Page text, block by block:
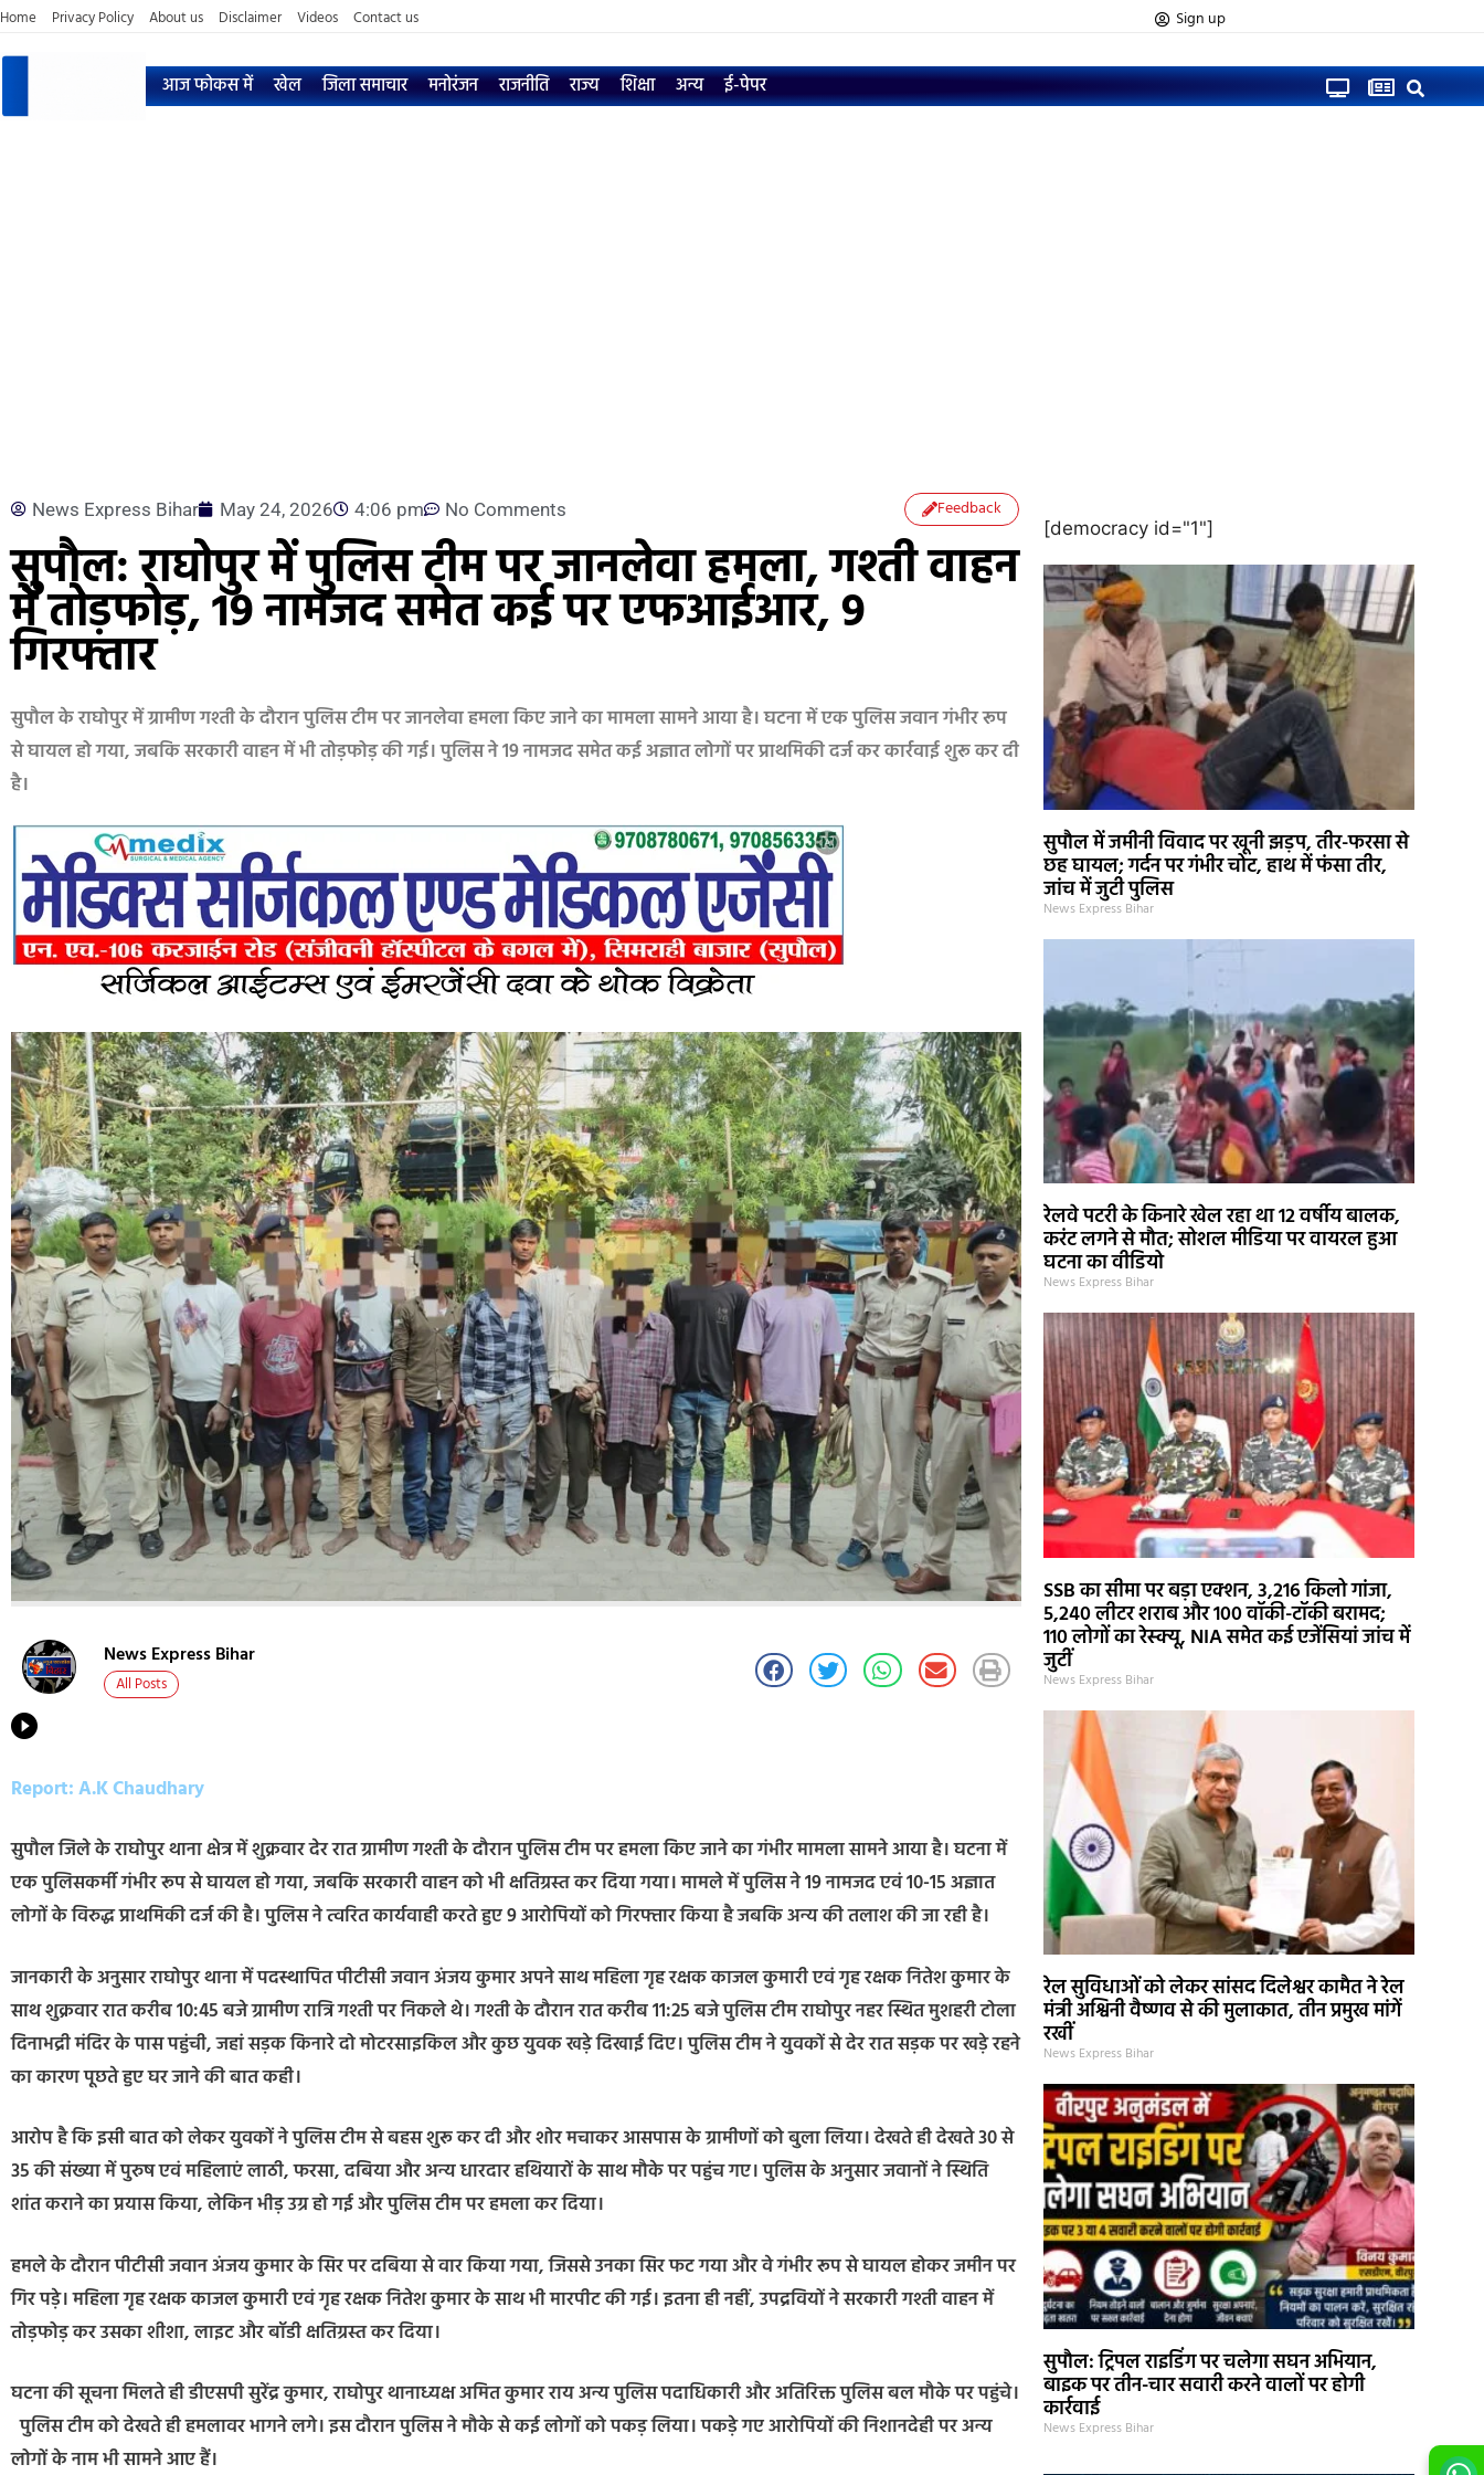
Home Privacy Policy About us Disclaimer Videos Contact us Sign up
आज फोकस में खेल जिला समाचार मनोरंजन राजनीति राज्य शिक्षा अन्य ई-पेपर
News Express Bihar May 24, 2026 4:06 pm No Comments Feedback
सुपौल: राघोपुर में पुलिस टीम पर जानलेवा हमला, गश्ती वाहन
में तोड़फोड़, 19 नामजद समेत कई पर एफआईआर, 9
गिरफ्तार
सुपौल के राघोपुर में ग्रामीण गश्ती के दौरान पुलिस टीम पर जानलेवा हमला किए जाने का मामला सामने आया है। घटना में एक पुलिस जवान गंभीर रूप
से घायल हो गया, जबकि सरकारी वाहन में भी तोड़फोड़ की गई। पुलिस ने 19 नामजद समेत कई अज्ञात लोगों पर प्राथमिकी दर्ज कर कार्रवाई शुरू कर दी
है।
News Express Bihar
All Posts
Report: A.K Chaudhary
सुपौल जिले के राघोपुर थाना क्षेत्र में शुक्रवार देर रात ग्रामीण गश्ती के दौरान पुलिस टीम पर हमला किए जाने का गंभीर मामला सामने आया है। घटना में
एक पुलिसकर्मी गंभीर रूप से घायल हो गया, जबकि सरकारी वाहन को भी क्षतिग्रस्त कर दिया गया। मामले में पुलिस ने 19 नामजद एवं 10-15 अज्ञात
लोगों के विरुद्ध प्राथमिकी दर्ज की है। पुलिस ने त्वरित कार्यवाही करते हुए 9 आरोपियों को गिरफ्तार किया है जबकि अन्य की तलाश की जा रही है।
जानकारी के अनुसार राघोपुर थाना में पदस्थापित पीटीसी जवान अंजय कुमार अपने साथ महिला गृह रक्षक काजल कुमारी एवं गृह रक्षक नितेश कुमार के
साथ शुक्रवार रात करीब 10:45 बजे ग्रामीण रात्रि गश्ती पर निकले थे। गश्ती के दौरान रात करीब 11:25 बजे पुलिस टीम राघोपुर नहर स्थित मुशहरी टोला
दिनाभद्री मंदिर के पास पहुंची, जहां सड़क किनारे दो मोटरसाइकिल और कुछ युवक खड़े दिखाई दिए। पुलिस टीम ने युवकों से देर रात सड़क पर खड़े रहने
का कारण पूछते हुए घर जाने की बात कही।
आरोप है कि इसी बात को लेकर युवकों ने पुलिस टीम से बहस शुरू कर दी और शोर मचाकर आसपास के ग्रामीणों को बुला लिया। देखते ही देखते 30 से
35 की संख्या में पुरुष एवं महिलाएं लाठी, फरसा, दबिया और अन्य धारदार हथियारों के साथ मौके पर पहुंच गए। पुलिस के अनुसार जवानों ने स्थिति
शांत कराने का प्रयास किया, लेकिन भीड़ उग्र हो गई और पुलिस टीम पर हमला कर दिया।
हमले के दौरान पीटीसी जवान अंजय कुमार के सिर पर दबिया से वार किया गया, जिससे उनका सिर फट गया और वे गंभीर रूप से घायल होकर जमीन पर
गिर पड़े। महिला गृह रक्षक काजल कुमारी एवं गृह रक्षक नितेश कुमार के साथ भी मारपीट की गई। इतना ही नहीं, उपद्रवियों ने सरकारी गश्ती वाहन में
तोड़फोड़ कर उसका शीशा, लाइट और बॉडी क्षतिग्रस्त कर दिया।
घटना की सूचना मिलते ही डीएसपी सुरेंद्र कुमार, राघोपुर थानाध्यक्ष अमित कुमार राय अन्य पुलिस पदाधिकारी और अतिरिक्त पुलिस बल मौके पर पहुंचे।
पुलिस टीम को देखते ही हमलावर भागने लगे। इस दौरान पुलिस ने मौके से कई लोगों को पकड़ लिया। पकड़े गए आरोपियों की निशानदेही पर अन्य
लोगों के नाम भी सामने आए हैं।
[democracy id="1"]
सुपौल में जमीनी विवाद पर खूनी झड़प, तीर-फरसा से
छह घायल; गर्दन पर गंभीर चोट, हाथ में फंसा तीर,
जांच में जुटी पुलिस
News Express Bihar
रेलवे पटरी के किनारे खेल रहा था 12 वर्षीय बालक,
करंट लगने से मौत; सोशल मीडिया पर वायरल हुआ
घटना का वीडियो
News Express Bihar
SSB का सीमा पर बड़ा एक्शन, 3,216 किलो गांजा,
5,240 लीटर शराब और 100 वॉकी-टॉकी बरामद;
110 लोगों का रेस्क्यू, NIA समेत कई एजेंसियां जांच में
जुटीं
News Express Bihar
रेल सुविधाओं को लेकर सांसद दिलेश्वर कामैत ने रेल
मंत्री अश्विनी वैष्णव से की मुलाकात, तीन प्रमुख मांगें
रखीं
News Express Bihar
सुपौल: ट्रिपल राइडिंग पर चलेगा सघन अभियान,
बाइक पर तीन-चार सवारी करने वालों पर होगी
कार्रवाई
News Express Bihar